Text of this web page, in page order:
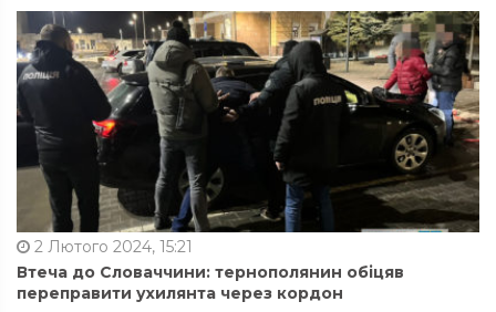
2 Лютого 2024, 15:21
Втеча до Словаччини: тернополянин обіцяв
переправити ухилянта через кордон